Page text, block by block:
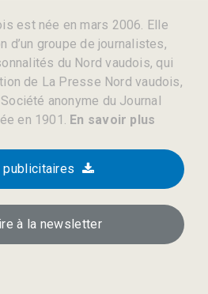
est née en mars 2006. Elle
d’un groupe de journalistes,
du Nord vaudois, qui
de La Presse Nord vaudois,
anonyme du Journal
en 1901. En savoir plus
publicitaires
à la newsletter